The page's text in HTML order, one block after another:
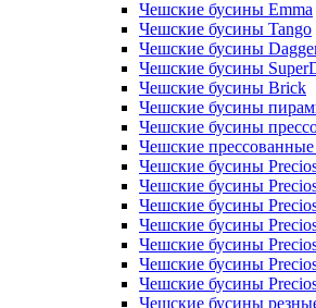
Чешские бусины Emma
Чешские бусины Tango
Чешские бусины
Чешские бусины
Чешские бусины Brick
Чешские бусины
Чешские бусины
Чешские
Чешские бусины
Чешские бусины
Чешские бусины
Чешские бусины
Чешские бусины
Чешские бусины
Чешские бусины
Чешские бусины